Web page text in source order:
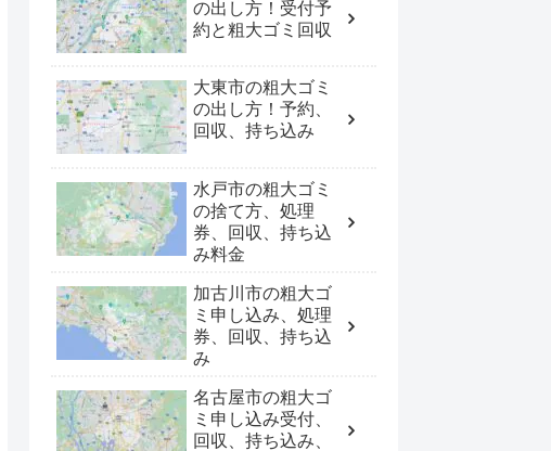
の出し方！受付予
約と粗大ゴミ回収
大東市の粗大ゴミ
の出し方！予約、
回収、持ち込み
水戸市の粗大ゴミ
の捨て方、処理
券、回収、持ち込
み料金
加古川市の粗大ゴ
ミ申し込み、処理
券、回収、持ち込
み
名古屋市の粗大ゴ
ミ申し込み受付、
回収、持ち込み、